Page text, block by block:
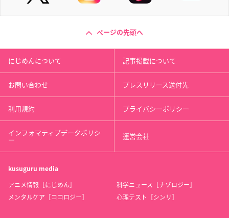
ページの先頭へ
にじめんについて 記事掲載について
お問い合わせ プレスリリース送付先
利用規約 プライバシーポリシー
インフォマティブデータポリシ
ー 運営会社
kusuguru media
アニメ情報［にじめん］
科学ニュース［ナゾロジー］
メンタルケア［ココロジー］
心理テスト［シンリ］